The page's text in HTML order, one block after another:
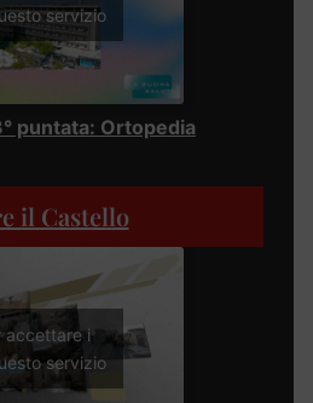
servizio
puntata: Ortopedia
il Castello
accettare i
servizio